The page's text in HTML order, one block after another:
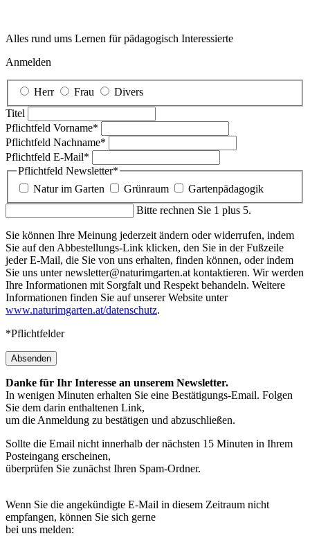
Alles rund ums Lernen für pädagogisch Interessierte
Anmelden
Herr Frau
Divers
Titel
Pflichtfeld Vorname*
Pflichtfeld Nachname*
Pflichtfeld E-Mail*
Pflichtfeld Newsletter*
Natur im Garten
Grünraum
Gartenpädagogik
Bitte rechnen Sie 1 plus 5.
Sie können Ihre Meinung jederzeit ändern oder widerrufen, indem
Sie auf den Abbestellungs-Link klicken, den Sie in der Fußzeile
jeder E-Mail, die Sie von uns erhalten, finden können, oder indem
Sie uns unter newsletter@naturimgarten.at kontaktieren. Wir werden
Ihre Informationen mit Sorgfalt und Respekt behandeln. Weitere
Informationen finden Sie auf unserer Website unter
www.naturimgarten.at/datenschutz.
*Pflichtfelder
Absenden
Danke für Ihr Interesse an unserem Newsletter.
In wenigen Minuten erhalten Sie eine Bestätigungs-Email. Folgen
Sie dem darin enthaltenen Link,
um die Anmeldung zu bestätigen und abzuschließen.
Sollte die Email nicht innerhalb der nächsten 15 Minuten in Ihrem
Posteingang erscheinen,
überprüfen Sie zunächst Ihren Spam-Ordner.
Wenn Sie die angekündigte E-Mail in diesem Zeitraum nicht
empfangen, können Sie sich gerne
bei uns melden: